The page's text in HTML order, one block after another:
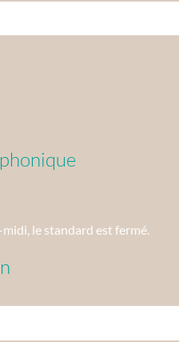
le standard est fermé.